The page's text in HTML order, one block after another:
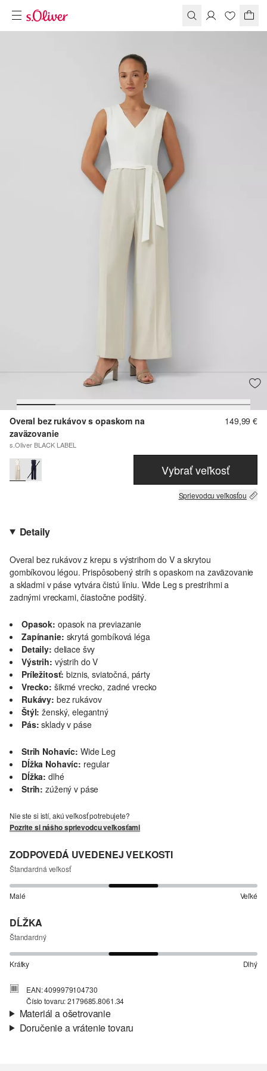
Overal bez rukávov s opaskom na
zaväzovanie
s.Oliver BLACK LABEL
149,99 €
Vybrať veľkosť
Sprievodcu veľkosťou
Detaily
Overal bez rukávov z krepu s výstrihom do V a skrytou
gombíkovou légou. Prispôsobený strih s opaskom na zaväzovanie
a skladmi v páse vytvára čistú líniu. Wide Leg s prestrihmi a
zadnými vreckami, čiastočne podšitý.
Opasok: opasok na previazanie
Zapínanie: skrytá gombíková léga
Detaily: deliace švy
Výstrih: výstrih do V
Príležitosť: biznis, sviatočná, párty
Vrecko: šikmé vrecko, zadné vrecko
Rukávy: bez rukávov
Štýl: ženský, elegantný
Pás: sklady v páse
Strih Nohavíc: Wide Leg
Dĺžka Nohavíc: regular
Dĺžka: dlhé
Strih: zúžený v páse
Nie ste si istí, akú veľkosť potrebujete?
Pozrite si nášho sprievodcu veľkosťami
ZODPOVEDÁ UVEDENEJ VEĽKOSTI
Štandardná veľkosť
Malé Veľké
DĹŽKA
Štandardný
Krátky Dlhý
EAN: 4099979104730
Číslo tovaru: 2179685.8061.34
Materiál a ošetrovanie
Doručenie a vrátenie tovaru